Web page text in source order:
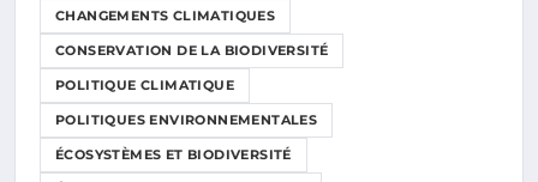
CHANGEMENTS CLIMATIQUES
CONSERVATION DE LA BIODIVERSITÉ
POLITIQUE CLIMATIQUE
POLITIQUES ENVIRONNEMENTALES
ÉCOSYSTÈMES ET BIODIVERSITÉ